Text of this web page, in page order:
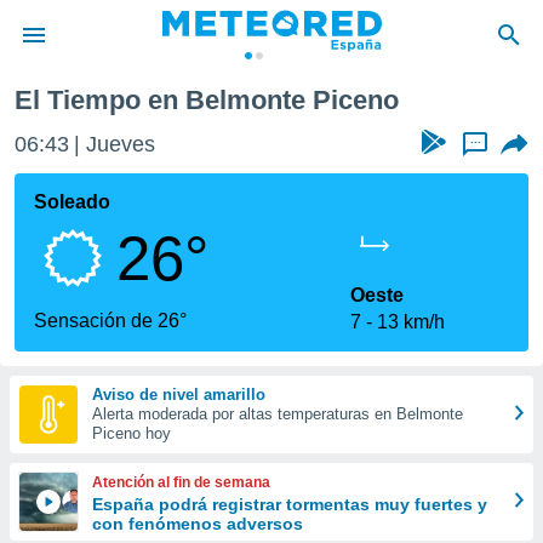
de
por
que se
calidad.
a este
las
y
forma
digital
basada
El Tiempo en Belmonte Piceno
06:43 Jueves ...
Soleado
26°
Sensación de 26°
Oeste
7
13 km/h
Aviso de nivel amarillo
Alerta moderada por altas temperaturas en Belmonte
Piceno hoy
Atención al fin de semana
España podrá registrar tormentas muy fuertes y
con fenómenos adversos